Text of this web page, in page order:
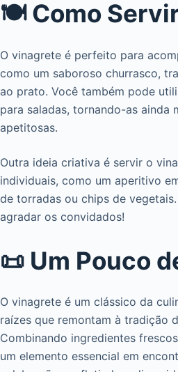
🍽️ Como
O vinagrete é perfeito para
como um saboroso churrasco,
ao prato. Você também pode
para saladas, tornando-as ainda
apetitosas.
Outra ideia criativa é servir o
individuais, como um aperitivo
de torradas ou chips de
agradar os convidados!
📜 Um Pouco
O vinagrete é um clássico da
raízes que remontam à tradição
Combinando ingredientes
um elemento essencial em